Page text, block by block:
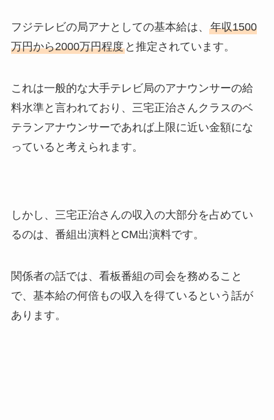
フジテレビの局アナとしての基本給は、 年収1500
万円から2000万円程度と推定されています。
これは一般的な大手テレビ局のアナウンサーの給
料水準と言われており、三宅正治さんクラスのベ
テランアナウンサーであれば上限に近い金額にな
っていると考えられます。
しかし、三宅正治さんの収入の大部分を占めてい
るのは、番組出演料とCM出演料です。
関係者の話では、看板番組の司会を務めること
で、基本給の何倍もの収入を得ているという話が
あります。